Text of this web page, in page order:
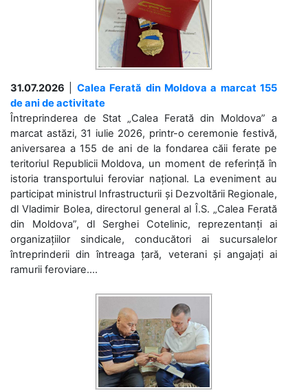
31.07.2026
Calea Ferată din Moldova a marcat 155
de ani de activitate
Întreprinderea de Stat „Calea Ferată din Moldova” a
marcat astăzi, 31 iulie 2026, printr-o ceremonie festivă,
aniversarea a 155 de ani de la fondarea căii ferate pe
teritoriul Republicii Moldova, un moment de referință în
istoria transportului feroviar național. La eveniment au
participat ministrul Infrastructurii și Dezvoltării Regionale,
dl Vladimir Bolea, directorul general al Î.S. „Calea Ferată
din Moldova”, dl Serghei Cotelinic, reprezentanți ai
organizațiilor sindicale, conducători ai sucursalelor
întreprinderii din întreaga țară, veterani și angajați ai
ramurii feroviare....